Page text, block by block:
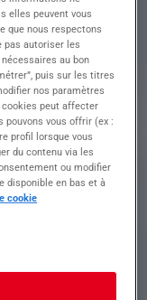
d'après-midi
ou de
mais non
elles peuvent vous
que nous respectons
pas autoriser les
au bon
puis sur les titres
nos paramètres
peut affecter
pouvons vous offrir (ex :
profil lorsque vous
du contenu via les
ou modifier
disponible en bas et à
cookie